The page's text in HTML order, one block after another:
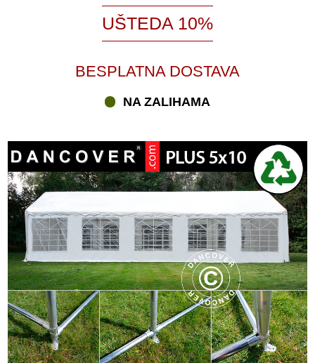
UŠTEDA 10%
BESPLATNA DOSTAVA
NA ZALIHAMA